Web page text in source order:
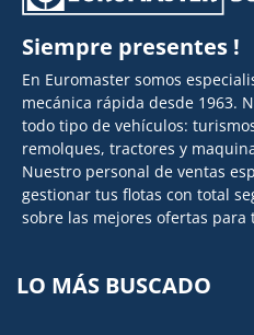
Siempre presentes !
En Euromaster somos
mecánica rápida desde 1963.
todo tipo de vehículos:
remolques, tractores y
Nuestro personal de ventas
gestionar tus flotas con total
sobre las mejores ofertas para
LO MÁS BUSCADO